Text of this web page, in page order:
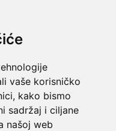
vaše korisničko
kako bismo
sadržaj i ciljane
našoj web